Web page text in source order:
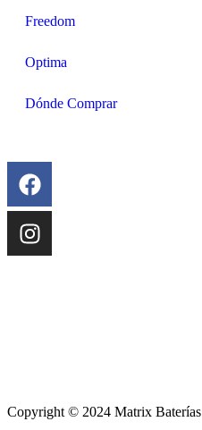
Freedom
Optima
Dónde Comprar
Copyright © 2024 Matrix Baterías